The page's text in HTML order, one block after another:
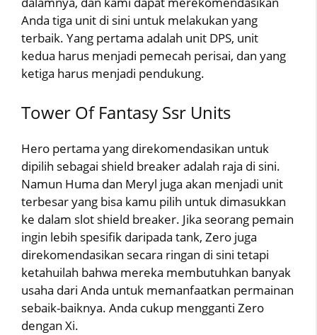
Anda tiga unit di sini untuk melakukan yang
terbaik. Yang pertama adalah unit DPS, unit
kedua harus menjadi pemecah perisai, dan yang
ketiga harus menjadi pendukung.
Tower Of Fantasy Ssr Units
Hero pertama yang direkomendasikan untuk
dipilih sebagai shield breaker adalah raja di sini.
Namun Huma dan Meryl juga akan menjadi unit
terbesar yang bisa kamu pilih untuk dimasukkan
ke dalam slot shield breaker. Jika seorang pemain
ingin lebih spesifik daripada tank, Zero juga
direkomendasikan secara ringan di sini tetapi
ketahuilah bahwa mereka membutuhkan banyak
usaha dari Anda untuk memanfaatkan permainan
sebaik-baiknya. Anda cukup mengganti Zero
dengan Xi.